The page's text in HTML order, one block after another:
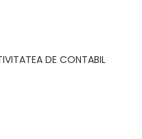
DE CONTABIL